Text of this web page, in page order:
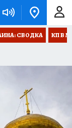
СВОДКА КП В